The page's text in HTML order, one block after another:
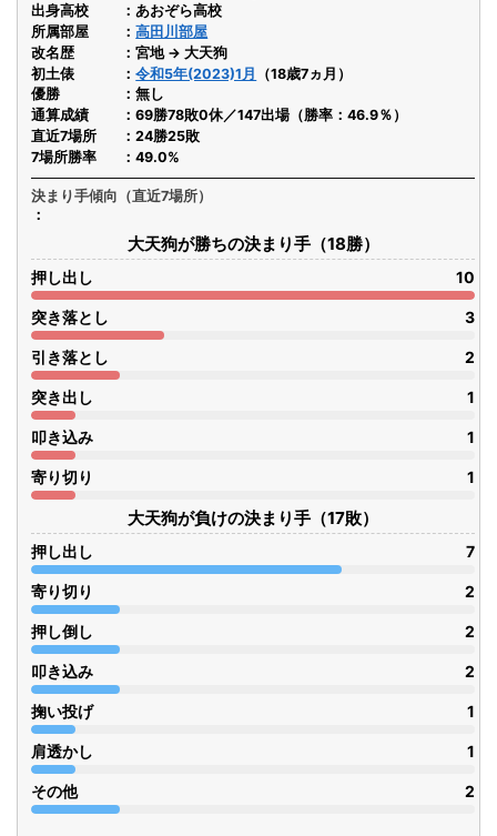
出身高校
あおぞら高校
所属部屋
高田川部屋
改名歴
宮地 → 大天狗
初土俵
令和5年(2023)1月
（18歳7ヵ月）
優勝
無し
通算成績
69勝78敗0休／147出場（勝率：46.9％）
直近7場所
24勝25敗
7場所勝率
49.0%
決まり手傾向（直近7場所）
大天狗が勝ちの決まり手（18勝）
押し出し 10
突き落とし 3
引き落とし 2
突き出し 1
叩き込み 1
寄り切り 1
大天狗が負けの決まり手（17敗）
押し出し 7
寄り切り 2
押し倒し 2
叩き込み 2
掬い投げ 1
肩透かし 1
その他 2